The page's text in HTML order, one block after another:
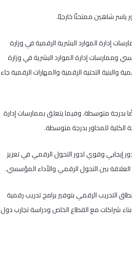
ياسر شاهين ممتحنًا خارجيًا.
إدارة الموارد البشرية الرقمية في وزارة
وممارسات إدارة الموارد البشرية في وزارة
التحتية الرقمية والمهارات الرقمية جاء
بدرجة متوسطة. وفيما يتعلق بممارسات إدارة
الكلية للمحاور بدرجة متوسطة.
إيجابي وقوي لدور التحول الرقمي في تعزيز
بين التحول الرقمي والأداء المؤسسي.
التدريب الرقمي بتوفير برامج تدريب رقمية
وبناء شراكات مع القطاع الخاص ودراسة تجارب دول